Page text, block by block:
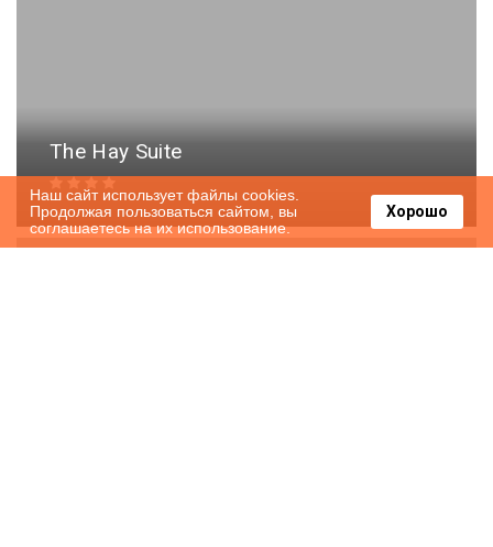
The Hay Suite
Наш сайт использует файлы cookies.
Продолжая пользоваться сайтом, вы
соглашаетесь на их использование.
Хорошо